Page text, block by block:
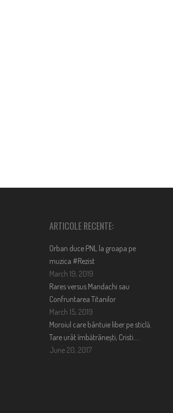
ARTICOLE RECENTE:
Orban duce PNL la groapa pe
muzica #Rezist
March 19, 2019
Rares versus Mandachi sau
Confruntarea Titanilor
March 15, 2019
Moroiul care bântuie liber pe sticlă.
Tare urât îmbătrânești, Cristi….
June 20, 2017